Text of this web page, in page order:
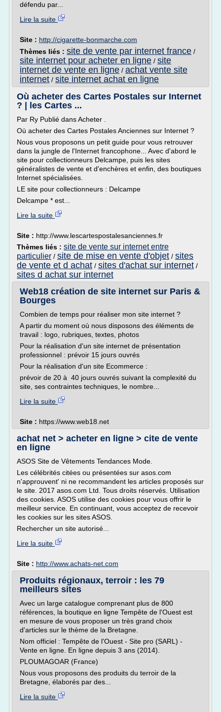
défendu par...
Lire la suite
Site : http://cigarette-bonmarche.com
Thèmes liés : site de vente par internet france /
site internet pour acheter en ligne / site
internet de vente en ligne / achat vente site
internet / site internet achat en ligne
Où acheter des Cartes Postales sur Internet
? | les Cartes ...
Par Ry Publié dans Acheter .
Où acheter des Cartes Postales Anciennes sur Internet ?
Nous vous proposons un petit guide pour vous retrouver
dans la jungle de l'Internet francophone... Avec d'abord le
site pour collectionneurs Delcampe, puis les sites
généralistes de vente et d'enchères et enfin, des boutiques
Internet spécialisées.
LE site pour collectionneurs : Delcampe
Delcampe * est...
Lire la suite
Site : http://www.lescartespostalesanciennes.fr
Thèmes liés : site de vente sur internet entre
particulier / site de mise en vente d'objet / sites
de vente et d achat / sites d'achat sur internet /
sites d achat sur internet
Web18 création de site internet sur Paris &
Bourges
Combien de temps pour réaliser mon site internet ?
A partir du moment où nous disposons des éléments de
travail : logo, rubriques, textes, photos
Pour la réalisation d'un site internet de présentation
professionnel : prévoir 15 jours ouvrés
Pour la réalisation d'un site Ecommerce :
prévoir de 20 à 40 jours ouvrés suivant la complexité du
site, ses contraintes techniques, le nombre...
Lire la suite
Site : https://www.web18.net
achat net > acheter en ligne > cite de vente
en ligne
ASOS Site de Vêtements Tendances Mode.
Les célébrités citées ou présentées sur asos.com
n'approuvent' ni ne recommandent les articles proposés sur
le site. 2017 asos.com Ltd. Tous droits réservés. Utilisation
des cookies. ASOS utilise des cookies pour vous offrir le
meilleur service. En continuant, vous acceptez de recevoir
les cookies sur les sites ASOS.
Rechercher un site autorisé...
Lire la suite
Site : http://www.achats-net.com
Produits régionaux, terroir : les 79
meilleurs sites
Avec un large catalogue comprenant plus de 800
références, la boutique en ligne Tempête de l'Ouest est
en mesure de vous proposer un très grand choix
d'articles sur le thème de la Bretagne.
Nom officiel : Tempête de l'Ouest - Site pro (SARL) -
Vente en ligne. En ligne depuis 3 ans (2014).
PLOUMAGOAR (France)
Nous vous proposons des produits du terroir de la
Bretagne, élaborés par des...
Lire la suite